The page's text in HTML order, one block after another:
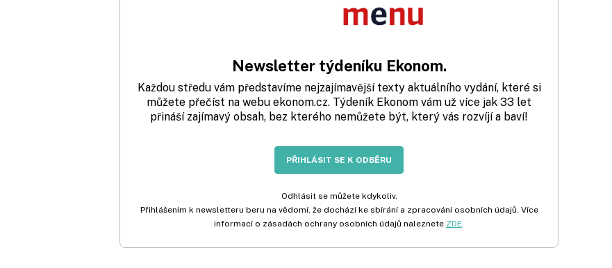
Newsletter týdeníku Ekonom.
Každou středu vám představíme nejzajímavější texty aktuálního vydání, které si
můžete přečíst na webu ekonom.cz. Týdeník Ekonom vám už více jak 33 let
přináší zajímavý obsah, bez kterého nemůžete být, který vás rozvíjí a baví!
PŘIHLÁSIT SE K ODBĚRU
Odhlásit se můžete kdykoliv.
Přihlášením k newsletteru beru na vědomí, že dochází ke sbírání a zpracování osobních údajů. Více
informací o zásadách ochrany osobních údajů naleznete ZDE